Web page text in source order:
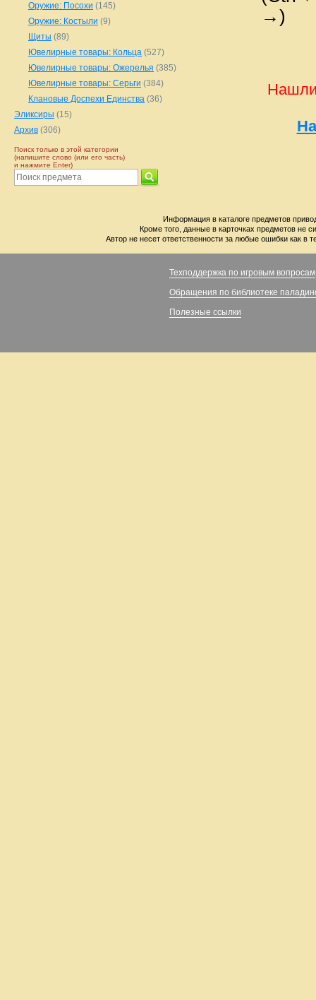
→)
Нашли
Оружие: Посохи (145)
Оружие: Костыли (9)
Щиты (89)
Ювелирные товары: Кольца (527)
Ювелирные товары: Ожерелья (385)
Ювелирные товары: Серьги (384)
Клановые Доспехи Единства (36)
Эликсиры (15)
Архив (306)
Поиск только в этой категории
(напишите слово (или его часть)
и нажмите Enter)
Информация в каталоге предметов
Кроме того, данные в карточках предметов не
Автор не несет ответственности за любые ошибки как в
Техподдержка по игровым вопросам
Обращения по библиотеке
Полезные ссылки